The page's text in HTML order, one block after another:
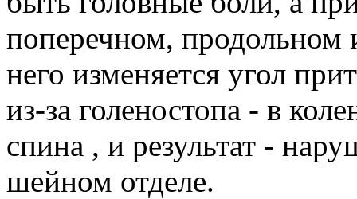
поперечном, продольном
него изменяется угол
из-за голеностопа - в
спина , и результат -
шейном отделе.